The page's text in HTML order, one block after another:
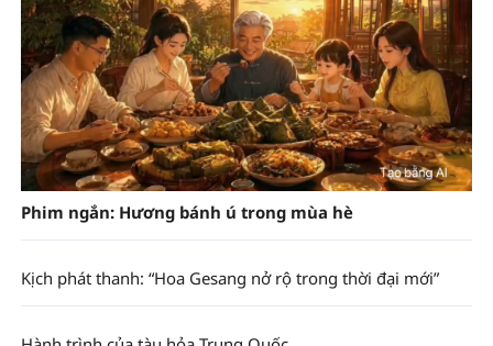
Phim ngắn: Hương bánh ú trong mùa hè
Kịch phát thanh: “Hoa Gesang nở rộ trong thời đại mới”